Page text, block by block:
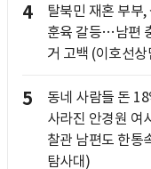
4
탈북민 재혼 부부,
훈육 갈등…남편
거 고백 (이호선
5
동네 사람들 돈
사라진 안경원 여
찰관 남편도 한통
탐사대)